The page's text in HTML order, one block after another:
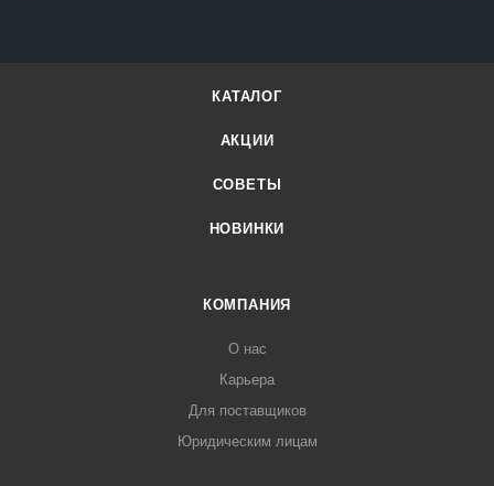
КАТАЛОГ
АКЦИИ
СОВЕТЫ
НОВИНКИ
КОМПАНИЯ
О нас
Карьера
Для поставщиков
Юридическим лицам